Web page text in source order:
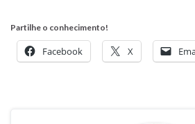
Partilhe o conhecimento!
Facebook X